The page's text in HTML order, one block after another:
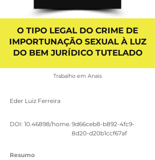
O TIPO LEGAL DO CRIME DE
IMPORTUNAÇÃO SEXUAL À LUZ
DO BEM JURÍDICO TUTELADO
Trabalho em Anais
Eder Luiz Ferreira
DOI: 10.46898/home. 9d66ceb8-b892-4fc9-
8d20-d20b1ccf67af
Resumo